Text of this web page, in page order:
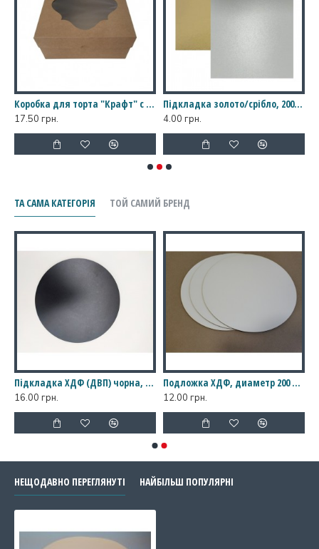
Коробка для торта "Крафт" с фигурным окном, 200*200*90
17.50 грн.
Підкладка золото/срібло, 200*200
4.00 грн.
ТА САМА КАТЕГОРІЯ ТОЙ САМИЙ БРЕНД
Підкладка ХДФ (ДВП) чорна, діаметр 200 мм
16.00 грн.
Подложка ХДФ, диаметр 200 мм
12.00 грн.
НЕЩОДАВНО ПЕРЕГЛЯНУТІ НАЙБІЛЬШ ПОПУЛЯРНІ